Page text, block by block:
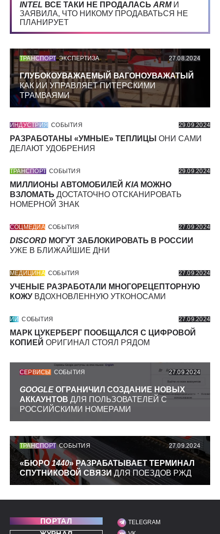
INTEL ВСЕ ТАКИ НЕ ПРОДАЛАСЬ ARMИ
ЗАЯВИЛА, ЧТО НИКОМУ ПРОДАВАТЬСЯ НЕ
ПЛАНИРУЕТ
ТРАНСПОРТ ЭКСПЕРТИЗА 27.08.2024
ГЛУБОКОУВАЖАЕМЫЙ ВАГОНОУВАЖАТЫЙ
КАК ИИ УПРАВЛЯЕТ ПИТЕРСКИМИ
ТРАМВАЯМИ
ИНДУСТРИЯ СОБЫТИЯ 29.09.2024
РАЗРАБОТАНЫ «УМНЫЕ» ТЕПЛИЦЫ ОНИ САМИ
ДЕЛАЮТ УДОБРЕНИЯ
ТРАНСПОРТ СОБЫТИЯ 29.09.2024
МИЛЛИОНЫ АВТОМОБИЛЕЙ KIA МОЖНО
ВЗЛОМАТЬ ДОСТАТОЧНО ОТСКАНИРОВАТЬ
НОМЕРНОЙ ЗНАК
СОЦМЕДИА СОБЫТИЯ 27.09.2024
DISCORD МОГУТ ЗАБЛОКИРОВАТЬ В РОССИИ
УЖЕ В БЛИЖАЙШИЕ ДНИ
МЕДИЦИНА СОБЫТИЯ 27.09.2024
УЧЕНЫЕ РАЗРАБОТАЛИ МНОГОРЕЦЕПТОРНУЮ
КОЖУ ВДОХНОВЛЕННУЮ УТКОНОСАМИ
ИИ СОБЫТИЯ 27.09.2024
МАРК ЦУКЕРБЕРГ ПООБЩАЛСЯ С ЦИФРОВОЙ
КОПИЕЙ ОРИГИНАЛ СТОЯЛ РЯДОМ
СЕРВИСЫ СОБЫТИЯ 27.09.2024
GOOGLE ОГРАНИЧИЛ СОЗДАНИЕ НОВЫХ
АККАУНТОВ ДЛЯ ПОЛЬЗОВАТЕЛЕЙ С
РОССИЙСКИМИ НОМЕРАМИ
ТРАНСПОРТ СОБЫТИЯ 27.09.2024
«БЮРО1440» РАЗРАБАТЫВАЕТ ТЕРМИНАЛ
СПУТНИКОВОЙ СВЯЗИ ДЛЯ ПОЕЗДОВ РЖД
ПОРТАЛ
МЫ В СОЦИАЛЬНЫХ
TELEGRAM